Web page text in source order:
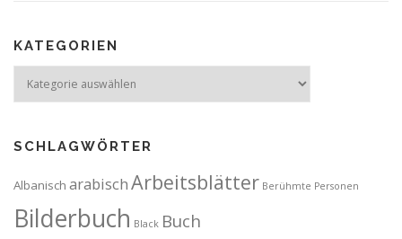
KATEGORIEN
SCHLAGWÖRTER
Albanisch arabischArbeitsblätter Berühmte Personen
Bilderbuch Black Buch